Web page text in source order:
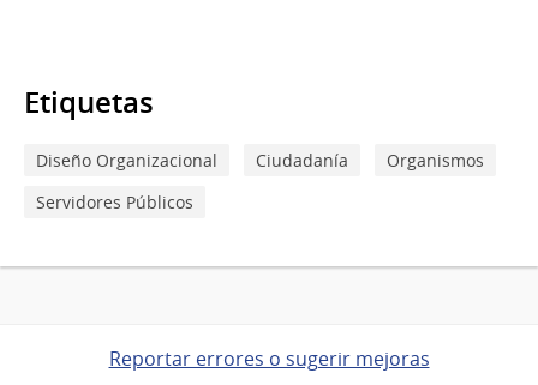
Etiquetas
Diseño Organizacional Ciudadanía
Organismos
Servidores Públicos
Reportar errores o sugerir mejoras